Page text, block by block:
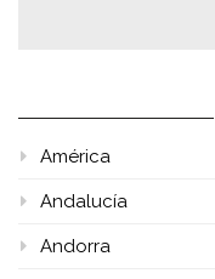
América
Andalucía
Andorra